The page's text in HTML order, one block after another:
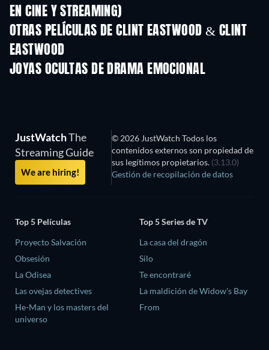
EN CINE Y STREAMING)
OTRAS PELÍCULAS DE CLINT EASTWOOD & CLINT
EASTWOOD
JOYAS OCULTAS DE DRAMA EMOCIONAL
JustWatchThe
Streaming Guide
We are hiring!
© 2026 JustWatch Todos los
contenidos externos son propiedad de
sus legítimos propietarios. (3.13.0)
Gestión de recopilación de datos
Top 5 Películas
Proyecto Salvación
Obsesión
La Odisea
Las ovejas detectives
He-Man y los masters del
universo
Top 5 Series de TV
La casa del dragón
Silo
Te encontraré
La maldición de Widow's Bay
From